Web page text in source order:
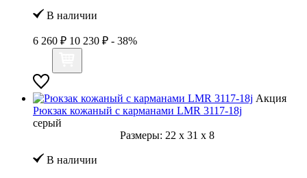
В наличии
6 260 ₽ 10 230 ₽ - 38%
Акция
Рюкзак кожаный с карманами LMR 3117-18j
серый
Размеры: 22 x 31 x 8
В наличии